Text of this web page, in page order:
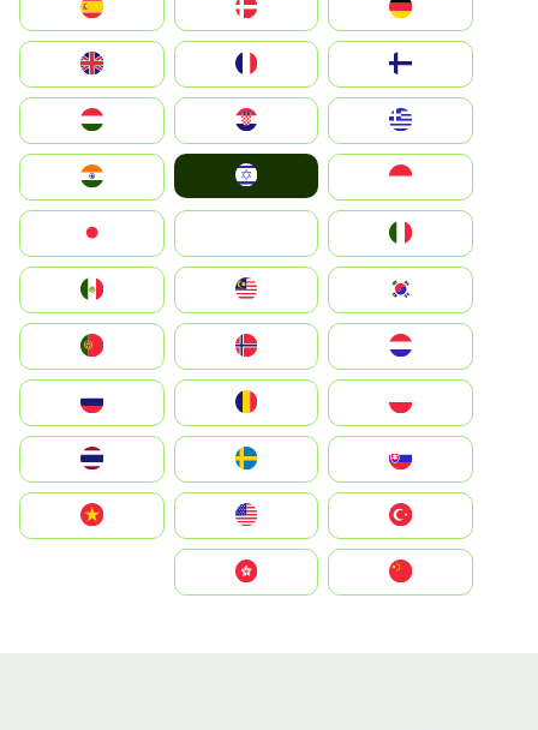
Deutschland
Denmark
United Kingdom
Hrvatska
Magyarország
Indonesia
South Korea
Nederland
Portugal
România
Slovensko
United States
Vietnam